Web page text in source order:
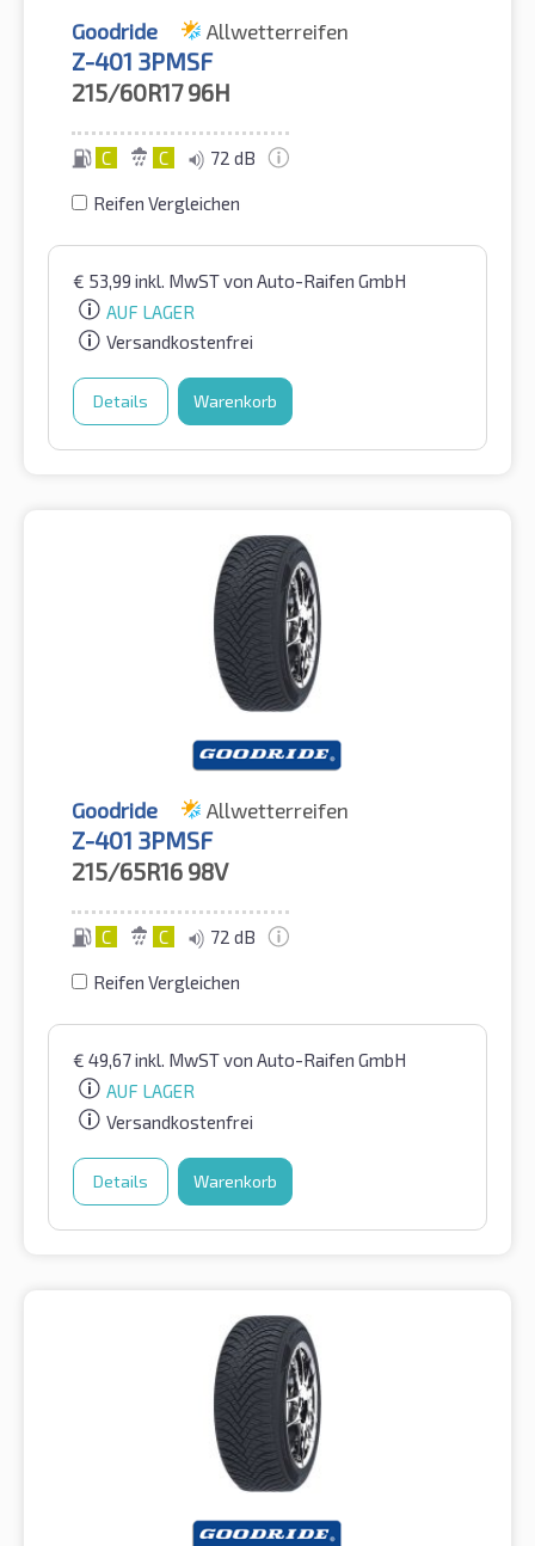
Goodride Allwetterreifen
Z-401 3PMSF
215/60R17 96H
C C 72 dB
Reifen Vergleichen
€ 53,99 inkl. MwSTvon Auto-Raifen GmbH
AUF LAGER
Versandkostenfrei
Details Warenkorb
Goodride Allwetterreifen
Z-401 3PMSF
215/65R16 98V
C C 72 dB
Reifen Vergleichen
€ 49,67inkl. MwSTvon Auto-Raifen GmbH
AUF LAGER
Versandkostenfrei
Details Warenkorb